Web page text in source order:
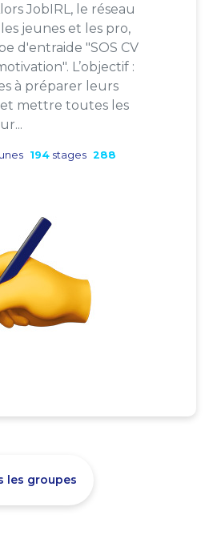
JobIRL, le réseau
jeunes et les pro,
d'entraide "SOS CV
L’objectif :
à préparer leurs
mettre toutes les
194 stages 288
les groupes